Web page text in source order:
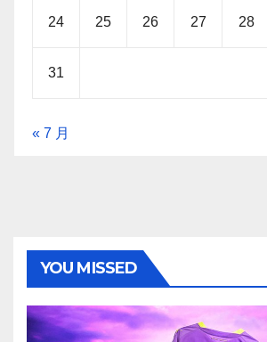
24 25 26 27 28
31
« 7 月
YOU MISSED